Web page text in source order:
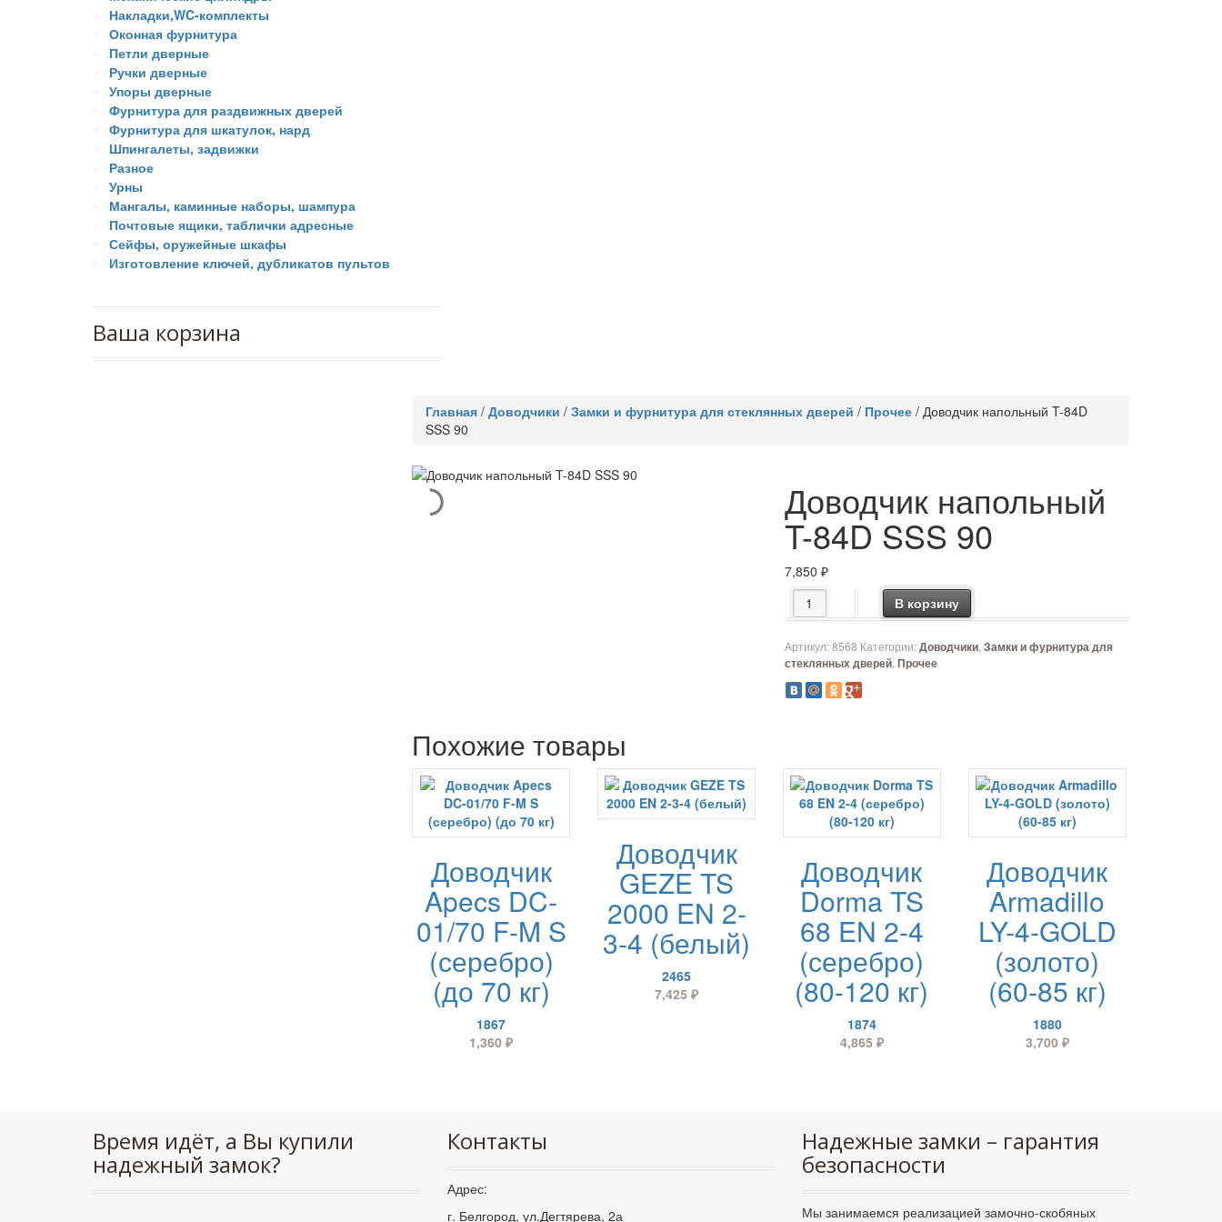
Накладки,WC-комплекты
Оконная фурнитура
Петли дверные
Ручки дверные
Упоры дверные
Фурнитура для раздвижных дверей
Фурнитура для шкатулок, нард
Шпингалеты, задвижки
Разное
Урны
Мангалы, каминные наборы, шампура
Почтовые ящики, таблички адресные
Сейфы, оружейные шкафы
Изготовление ключей, дубликатов пультов
Ваша корзина
Главная / Доводчики / Замки и фурнитура для стеклянных дверей / Прочее / Доводчик напольный T-84D
SSS 90
Доводчик напольный
T-84D SSS 90
7,850₽
Количество товара Доводчик напольный T-84D SSS 90
В корзину
Артикул:8568 Категории:Доводчики,Замки и фурнитура для
стеклянных дверей,Прочее
Похожие товары
Доводчик
Apecs DC-
01/70 F-M S
(серебро)
(до 70 кг)
1867
1,360₽
Доводчик
GEZE TS
2000 EN 2-
3-4 (белый)
2465
7,425 ₽
Доводчик
Dorma TS
68 EN 2-4
(серебро)
(80-120 кг)
1874
4,865 ₽
Доводчик
Armadillo
LY-4-GOLD
(золото)
(60-85 кг)
1880
3,700 ₽
Время идёт, а Вы купили
надежный замок?
Контакты
Адрес:
г. Белгород, ул.Дегтярева, 2а
Надежные замки – гарантия
безопасности
Мы занимаемся реализацией замочно-скобяных